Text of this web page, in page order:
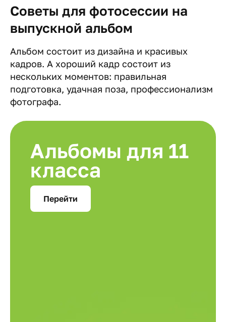
Советы для фотосессии на
выпускной альбом
Альбом состоит из дизайна и красивых
кадров. А хороший кадр состоит из
нескольких моментов: правильная
подготовка, удачная поза, профессионализм
фотографа.
Альбомы для 11
класса
Перейти